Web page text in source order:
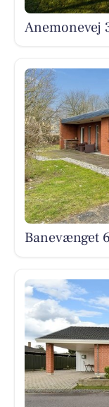
Anemonevej
Banevænget